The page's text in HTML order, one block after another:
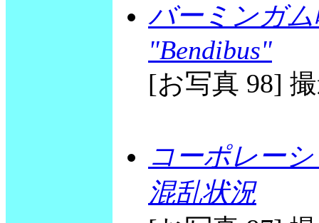
バーミンガ
"Bendibus"
[お写真 98]
コーポレー
混乱状況